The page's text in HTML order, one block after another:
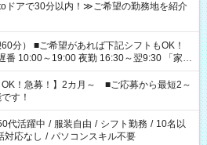
ドアで30分以内！≫ご希望の勤務地を紹介
シフトもOK！
10:00～19:00 夜勤 16:30～翌9:30 「家族
」 「余裕を持って夕飯の準備がしたい」
たくない」 など、ご希望を教えてください
の勤務時間。 合計で週40時間を超える場
。
OK！急募！】2カ月～ ■ご応募から最短2～
す！
代活躍中 / 服装自由 / シフト勤務 / 10名以
対応なし / パソコンスキル不要